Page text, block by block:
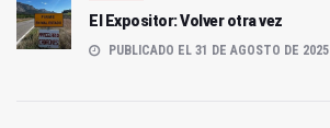
El Expositor: Volver otra vez
PUBLICADO EL 31 DE AGOSTO DE 2025